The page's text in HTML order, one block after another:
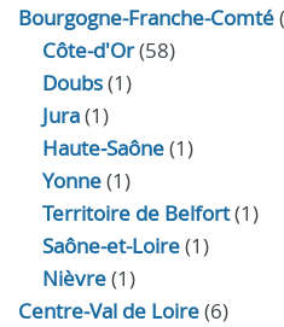
Bourgogne-Franche-Comté
Côte-d'Or(58)
Doubs(1)
Jura(1)
Haute‑Saône(1)
Yonne(1)
Territoire de Belfort(1)
Saône-et-Loire(1)
Nièvre(1)
Centre-Val de Loire(6)